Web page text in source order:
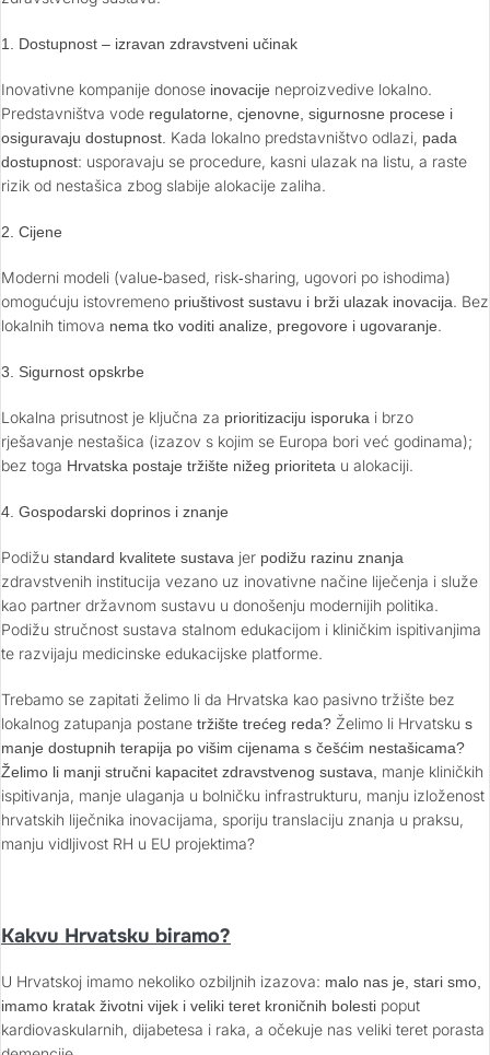
1. Dostupnost – izravan zdravstveni učinak
Inovativne kompanije donose inovacije neproizvedive lokalno.
Predstavništva vode regulatorne, cjenovne, sigurnosne procese i
osiguravaju dostupnost. Kada lokalno predstavništvo odlazi, pada
dostupnost: usporavaju se procedure, kasni ulazak na listu, a raste
rizik od nestašica zbog slabije alokacije zaliha.
2. Cijene
Moderni modeli (value‑based, risk‑sharing, ugovori po ishodima)
omogućuju istovremeno priuštivost sustavu i brži ulazak inovacija. Bez
lokalnih timova nema tko voditi analize, pregovore i ugovaranje.
3. Sigurnost opskrbe
Lokalna prisutnost je ključna za prioritizaciju isporuka i brzo
rješavanje nestašica (izazov s kojim se Europa bori već godinama);
bez toga Hrvatska postaje tržište nižeg prioriteta u alokaciji.
4. Gospodarski doprinos i znanje
Podižu standard kvalitete sustava jer podižu razinu znanja
zdravstvenih institucija vezano uz inovativne načine liječenja i služe
kao partner državnom sustavu u donošenju modernijih politika.
Podižu stručnost sustava stalnom edukacijom i kliničkim ispitivanjima
te razvijaju medicinske edukacijske platforme.
Trebamo se zapitati želimo li da Hrvatska kao pasivno tržište bez
lokalnog zatupanja postane tržište trećeg reda? Želimo li Hrvatsku s
manje dostupnih terapija po višim cijenama s češćim nestašicama?
Želimo li manji stručni kapacitet zdravstvenog sustava, manje kliničkih
ispitivanja, manje ulaganja u bolničku infrastrukturu, manju izloženost
hrvatskih liječnika inovacijama, sporiju translaciju znanja u praksu,
manju vidljivost RH u EU projektima?
Kakvu Hrvatsku biramo?
U Hrvatskoj imamo nekoliko ozbiljnih izazova: malo nas je, stari smo,
imamo kratak životni vijek i veliki teret kroničnih bolesti poput
kardiovaskularnih, dijabetesa i raka, a očekuje nas veliki teret porasta